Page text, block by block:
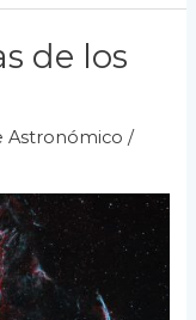
de los
Astronómico /